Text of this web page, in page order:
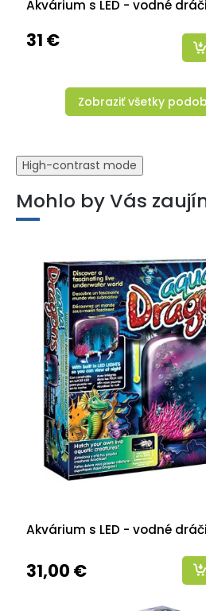
Akvárium s LED - vodné
31 €
Zobraziť všetky
High-contrast mode
Mohlo by Vás
Akvárium s LED - vodné
31,00 €